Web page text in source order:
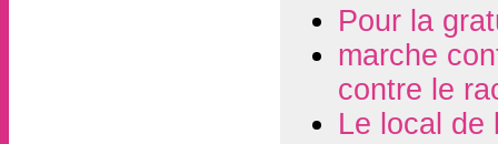
Pour la
marche
contre le
Le local de